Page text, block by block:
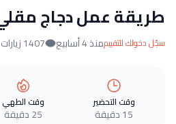
طريقة عمل دجاج
سجّل دخولك للتقييممنذ 4 أسابيع 1407 زيارات
وقت التحضير
15 دقيقة
وقت الطهي
25 دقيقة